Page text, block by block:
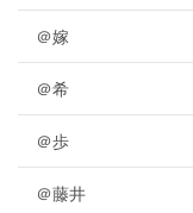
＠嫁
＠希
＠歩
＠藤井